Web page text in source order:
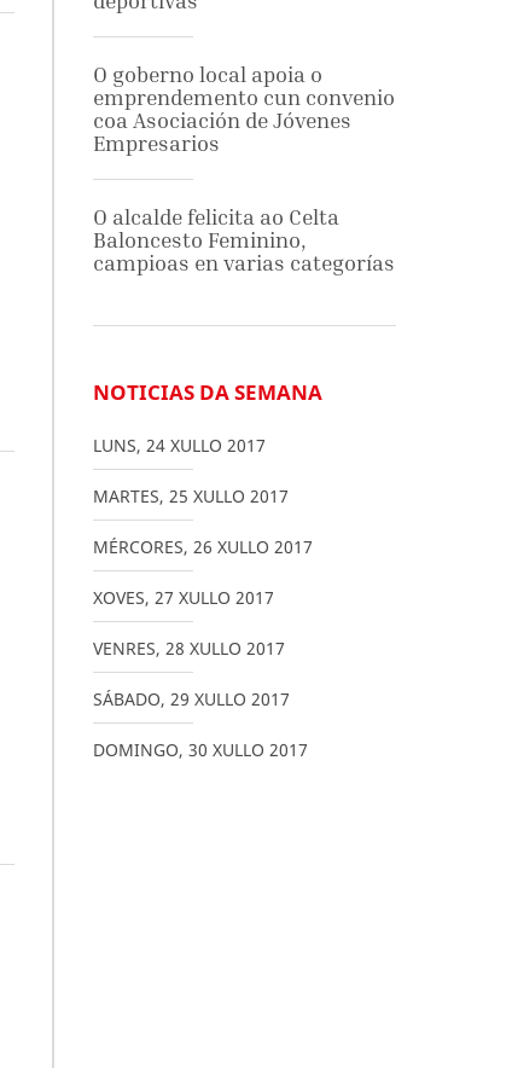
O goberno local apoia o
emprendemento cun convenio
coa Asociación de Jóvenes
Empresarios
O alcalde felicita ao Celta
Baloncesto Feminino,
campioas en varias categorías
NOTICIAS DA SEMANA
LUNS, 24 XULLO 2017
MARTES, 25 XULLO 2017
MÉRCORES, 26 XULLO 2017
XOVES, 27 XULLO 2017
VENRES, 28 XULLO 2017
SÁBADO, 29 XULLO 2017
DOMINGO, 30 XULLO 2017